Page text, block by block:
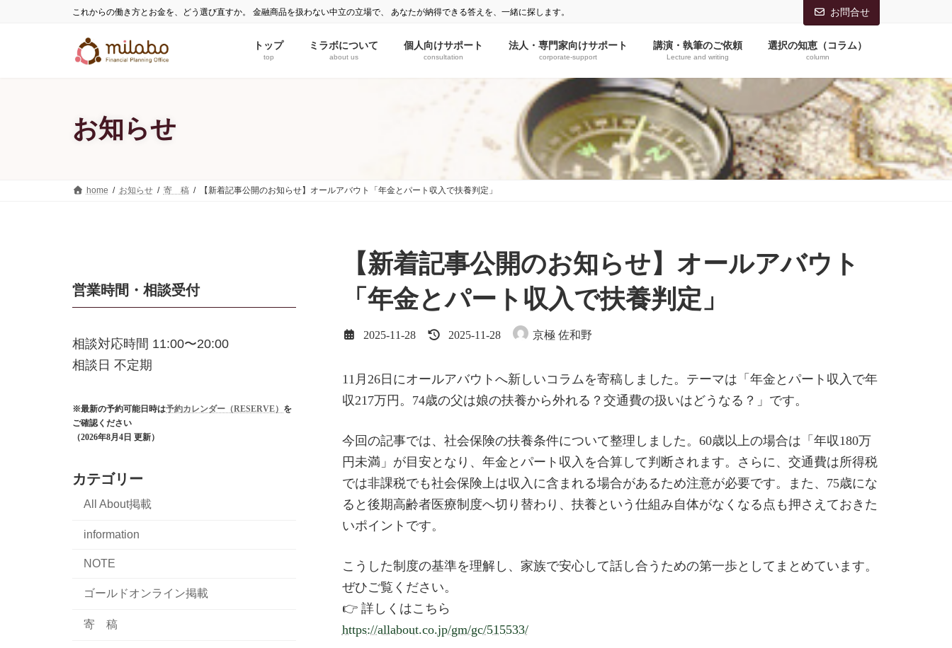
これからの働き方とお金を、どう選び直すか。 金融商品を扱わない中立の立場で、 あなたが納得できる答えを、一緒に探します。 お問合せ
トップ
top
ミラボについて
about us
個人向けサポート
consultation
法人・専門家向けサポート
corporate-support
講演・執筆のご依頼
Lecture and writing
選択の知恵（コラム）
column
お知らせ
home お知らせ 寄 稿 【新着記事公開のお知らせ】オールアバウト「年金とパート収入で扶養判定」
【新着記事公開のお知らせ】オールアバウト
「年金とパート収入で扶養判定」
2025-11-28
最
新
時
2025-11-28 京極 佐和野
11月26日にオールアバウトへ新しいコラムを寄稿しました。テーマは「年金とパート収入で年
収217万円。74歳の父は娘の扶養から外れる？交通費の扱いはどうなる？」です。
今回の記事では、社会保険の扶養条件について整理しました。60歳以上の場合は「年収180万
円未満」が目安となり、年金とパート収入を合算して判断されます。さらに、交通費は所得税
では非課税でも社会保険上は収入に含まれる場合があるため注意が必要です。また、75歳にな
ると後期高齢者医療制度へ切り替わり、扶養という仕組み自体がなくなる点も押さえておきた
いポイントです。
こうした制度の基準を理解し、家族で安心して話し合うための第一歩としてまとめています。
ぜひご覧ください。
👉 詳しくはこちら
https://allabout.co.jp/gm/gc/515533/
営業時間・相談受付
相談対応時間 11:00〜20:00
相談日 不定期
※最新の予約可能日時は予約カレンダー（RESERVE） を
ご確認ください
（2026年8月4日 更新）
カテゴリー
All About掲載
information
NOTE
ゴールドオンライン掲載
寄 稿